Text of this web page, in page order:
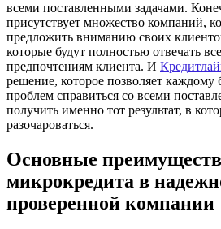
всеми поставленными задачами.
присутствует множество компаний,
предложить вниманию своих
которые будут полностью отвечать
предпочтениям клиента. И
решение, которое позволяет каждому
проблем справиться со всеми
получить именно тот результат, в
разочароваться.
Основные
микрокредита в
проверенной компании